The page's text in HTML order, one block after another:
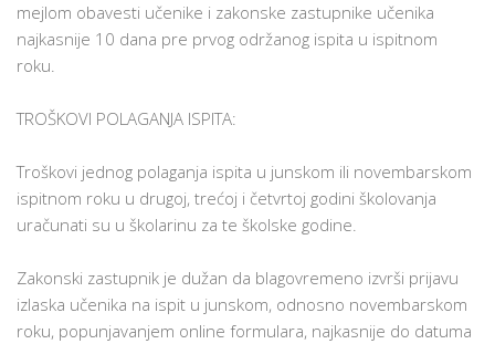
mejlom obavesti učenike i zakonske zastupnike učenika
najkasnije 10 dana pre prvog održanog ispita u ispitnom
roku.
TROŠKOVI POLAGANJA ISPITA:
Troškovi jednog polaganja ispita u junskom ili novembarskom
ispitnom roku u drugoj, trećoj i četvrtoj godini školovanja
uračunati su u školarinu za te školske godine.
Zakonski zastupnik je dužan da blagovremeno izvrši prijavu
izlaska učenika na ispit u junskom, odnosno novembarskom
roku, popunjavanjem online formulara, najkasnije do datuma